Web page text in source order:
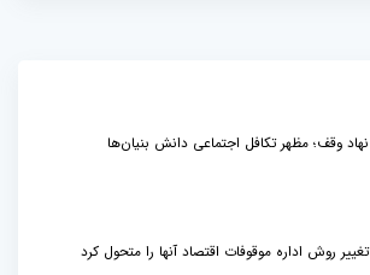
نهاد وقف؛ مظهر تکافل اجتماعی دانش بنیان‌ها
تغییر روش اداره موقوفات اقتصاد آنها را متحول کرد